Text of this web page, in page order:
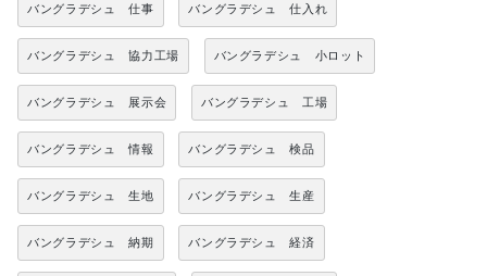
バングラデシュ 仕事 バングラデシュ 仕入れ
バングラデシュ 協力工場 バングラデシュ 小ロット
バングラデシュ 展示会 バングラデシュ 工場
バングラデシュ 情報 バングラデシュ 検品
バングラデシュ 生地 バングラデシュ 生産
バングラデシュ 納期 バングラデシュ 経済